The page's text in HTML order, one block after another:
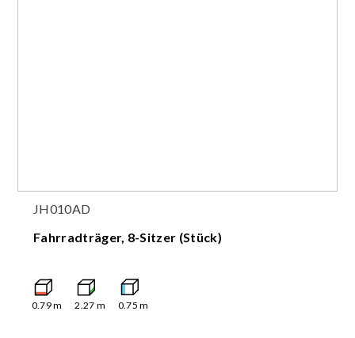
JH010AD
Fahrradträger, 8-Sitzer (Stück)
0.79m 2.27 m 0.75 m